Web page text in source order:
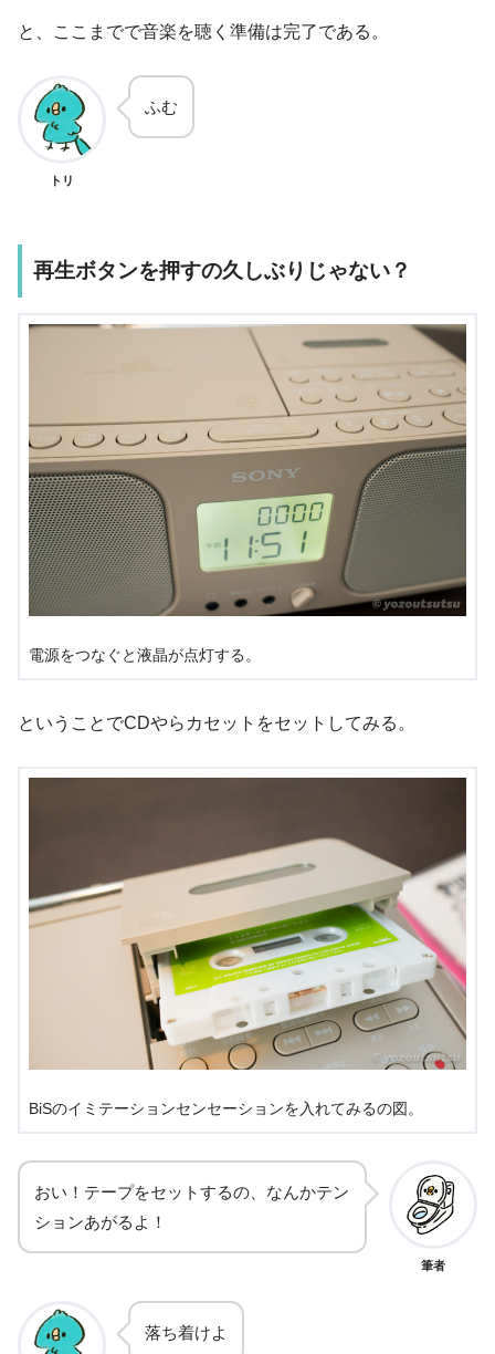
と、ここまでで音楽を聴く準備は完了である。
トリ
ふむ
再生ボタンを押すの久しぶりじゃない？
電源をつなぐと液晶が点灯する。
ということでCDやらカセットをセットしてみる。
BiSのイミテーションセンセーションを入れてみるの図。
おい！テープをセットするの、なんかテン
ションあがるよ！
筆者
落ち着けよ